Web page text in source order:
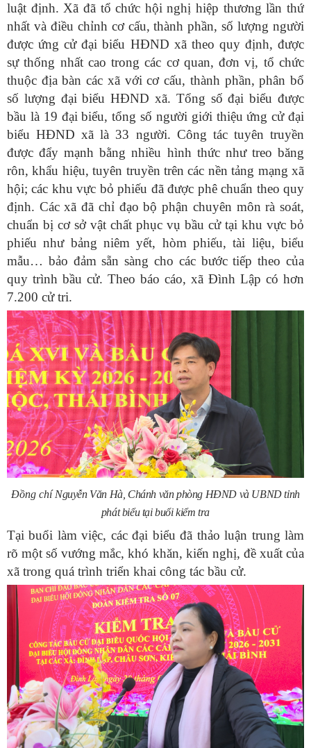
luật định. Xã đã tổ chức hội nghị hiệp thương lần thứ
nhất và điều chỉnh cơ cấu, thành phần, số lượng người
được ứng cử đại biểu HĐND xã theo quy định, được
sự thống nhất cao trong các cơ quan, đơn vị, tổ chức
thuộc địa bàn các xã với cơ cấu, thành phần, phân bổ
số lượng đại biểu HĐND xã. Tổng số đại biểu được
bầu là 19 đại biểu, tổng số người giới thiệu ứng cử đại
biểu HĐND xã là 33 người. Công tác tuyên truyền
được đẩy mạnh bằng nhiều hình thức như treo băng
rôn, khẩu hiệu, tuyên truyền trêncác nền tảng mạng xã
hội; các khu vực bỏ phiếu đã được phê chuẩn theo quy
định. Các xã đã chỉ đạo bộ phận chuyên môn rà soát,
chuẩn bị cơ sở vật chất phục vụ bầu cử tại khu vực bỏ
phiếu như bảng niêm yết, hòm phiếu, tài liệu, biểu
mẫu… bảo đảm sẵn sàng cho các bước tiếp theo của
quy trình bầu cử. Theo báo cáo, xã Đình Lập có hơn
7.200 cử tri.
Đồng chíNguyễn Văn Hà, Chánh văn phòng HĐND và UBND tỉnh
phát biểu tại buổi kiểm tra
Tại buổi làm việc, các đại biểu đã thảo luận trung làm
rõ một số vướng mắc, khó khăn, kiến nghị, đề xuất của
xã trong quá trình triển khai công tác bầu cử.